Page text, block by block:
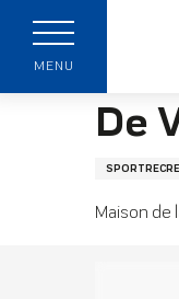
contenu
principal
MENU
De
Maison